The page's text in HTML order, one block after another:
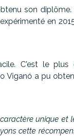
son
en
C'est le plus
Viganó a pu
unique et
cette